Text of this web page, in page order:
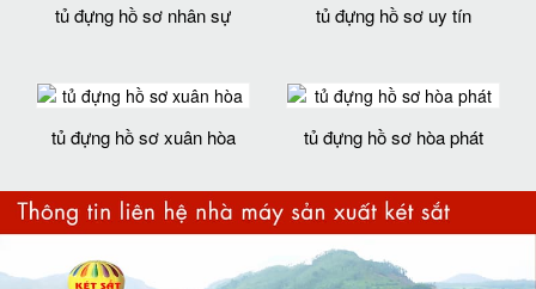
tủ đựng hồ sơ nhân sự tủ đựng hồ sơ uy tín
tủ đựng hồ sơ xuân hòa tủ đựng hồ sơ hòa phát